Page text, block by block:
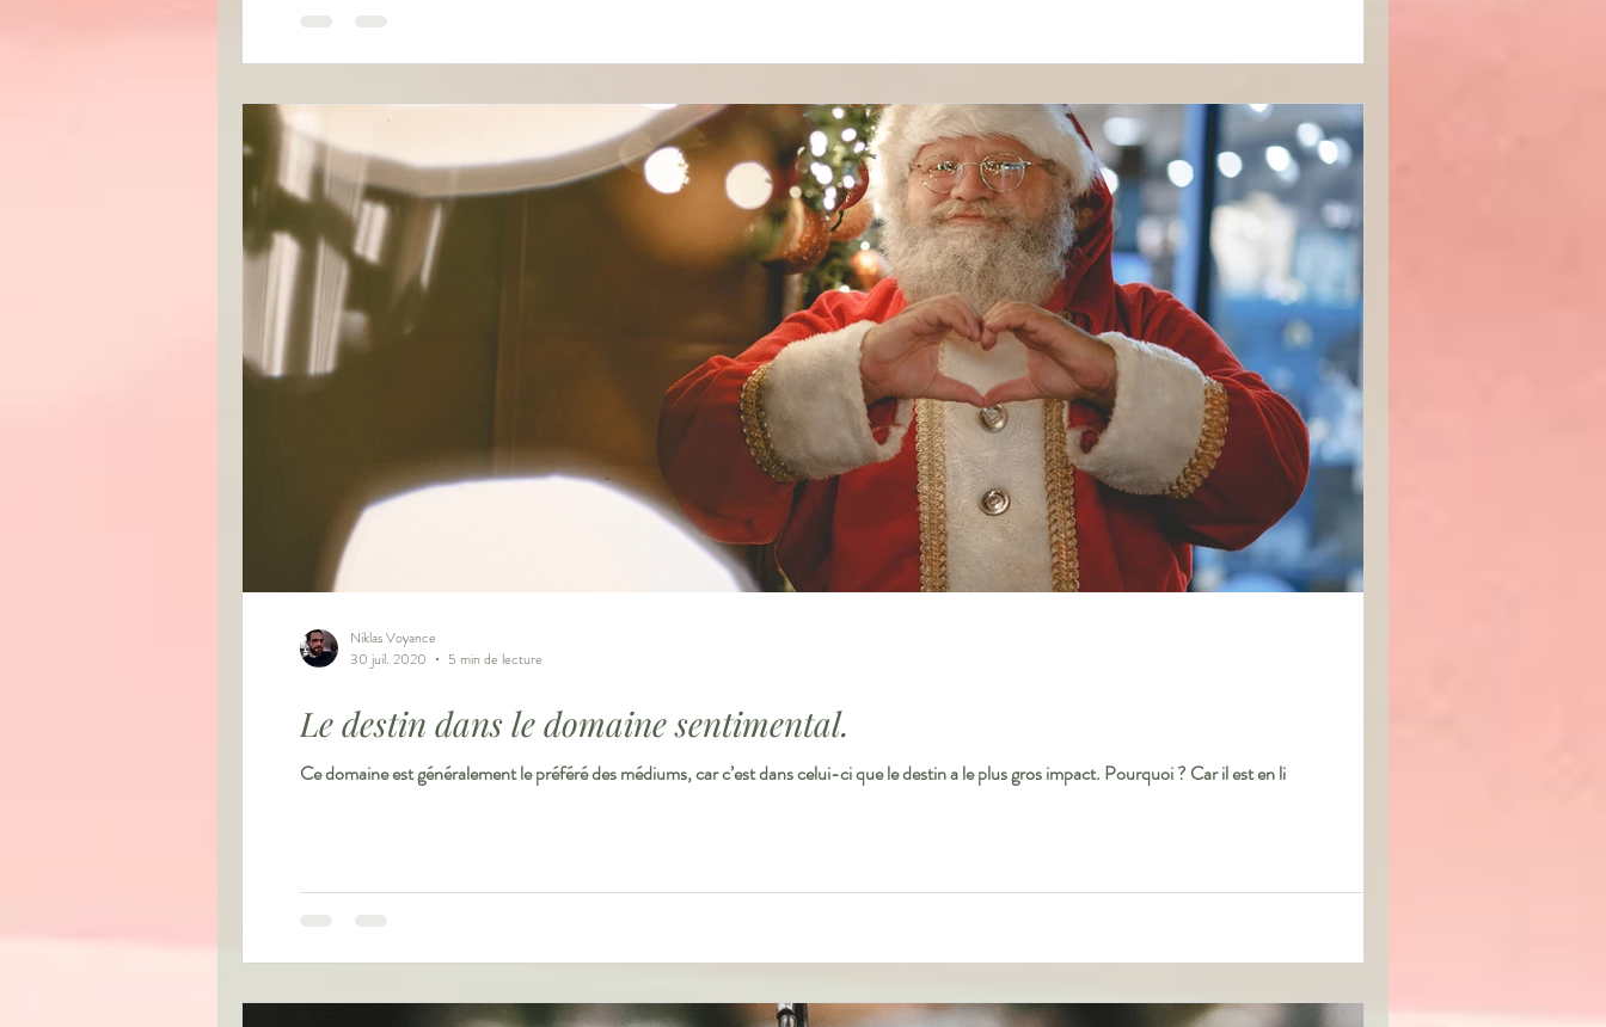
Le destin dans le domaine sentimental.
Ce domaine est généralement le préféré des médiums, car c’est dans celui-ci que le destin a le plus gros impact. Pourquoi ? Car il est en li
Niklas Voyance
30 juil. 2020
5 min de lecture